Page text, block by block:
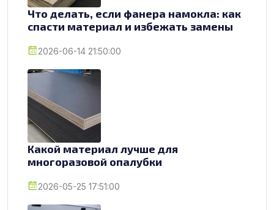
Что делать, если фанера намокла: как
спасти материал и избежать замены
2026-06-14 21:50:00
Какой материал лучше для
многоразовой опалубки
2026-05-25 17:51:00